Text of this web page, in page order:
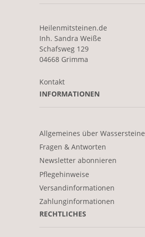
Heilenmitsteinen.de
Inh. Sandra Weiße
Schafsweg 129
04668 Grimma
Kontakt
INFORMATIONEN
Allgemeines über Wassersteine
Fragen & Antworten
Newsletter abonnieren
Pflegehinweise
Versandinformationen
Zahlunginformationen
RECHTLICHES